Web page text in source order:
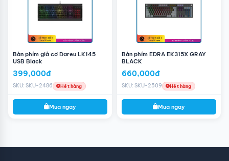
Bàn phím giả cơ Dareu LK145
USB Black
399,000đ
SKU: SKU-2486 Hết hàng
Mua ngay
Bàn phím EDRA EK315X GRAY
BLACK
660,000đ
SKU: SKU-2509 Hết hàng
Mua ngay